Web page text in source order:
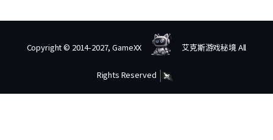
Copyright © 2014-2027, GameXX 艾克斯游戏秘境 All
Rights Reserved